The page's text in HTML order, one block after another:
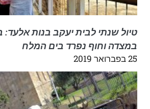
טיול שנתי לבית יעקב בנות אלעד:
במצדה וחוף נפרד בים המלח
25 בפברואר 2019